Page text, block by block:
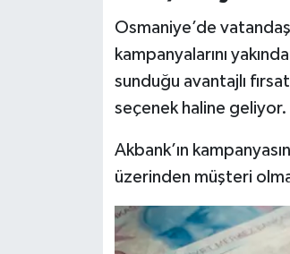
Osmaniye’de
kampanyalarını
sunduğu avantajlı
seçenek haline geliyor.
Akbank’ın
üzerinden müşteri